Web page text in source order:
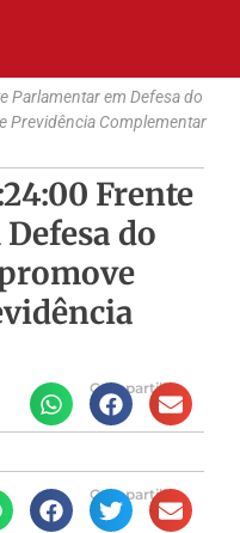
em Defesa do
Previdência Complementar
Frente
do
Compartilhe
Compartilhe